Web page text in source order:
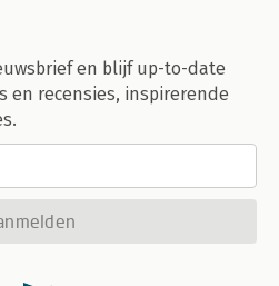
en blijf up-to-date
en recensies, inspirerende